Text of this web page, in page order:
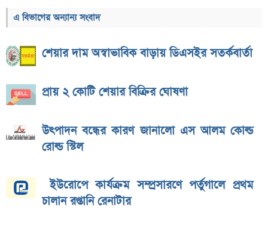
এ বিভাগের অন্যান্য সংবাদ
শেয়ার দাম অস্বাভাবিক বাড়ায় ডিএসইর সতর্কবার্তা
প্রায় ২ কোটি শেয়ার বিক্রির ঘোষণা
উৎপাদন বন্ধের কারণ জানালো এস আলম কোল্ড
রোল্ড স্টিল
ইউরোপে কার্যক্রম সম্প্রসারণে পর্তুগালে প্রথম
চালান রপ্তানি রেনাটার